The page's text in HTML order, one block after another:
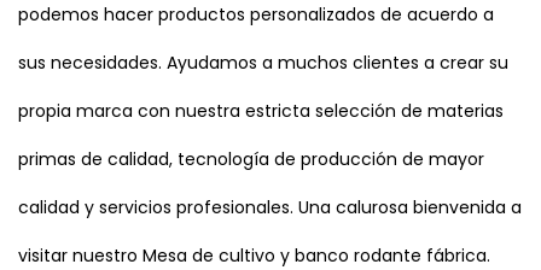
podemos hacer productos personalizados de acuerdo a
sus necesidades. Ayudamos a muchos clientes a crear su
propia marca con nuestra estricta selección de materias
primas de calidad, tecnología de producción de mayor
calidad y servicios profesionales. Una calurosa bienvenida a
visitar nuestro Mesa de cultivo y banco rodante fábrica.